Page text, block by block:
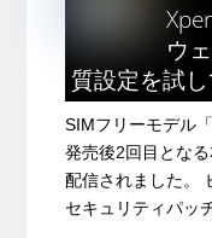
ウ
質設定を試
SIMフリーモデル
発売後2回目とな
配信されました。
セキュリティパッ